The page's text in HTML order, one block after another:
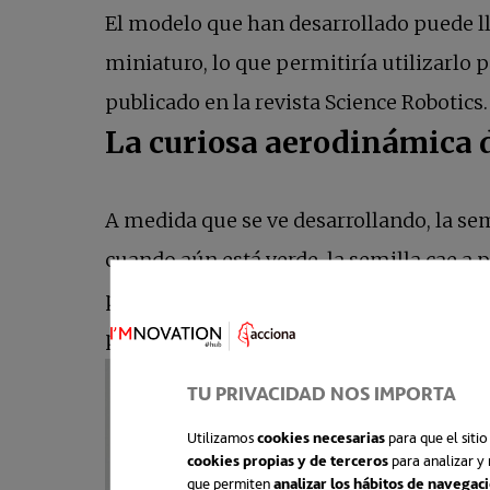
TU PRIVACIDAD NOS IMPORTA
Utilizamoscookies necesariaspara que el sitio
cookies propias y de tercerospara analizar y
que permitenanalizar los hábitos de
El modelo que han desarrollado puede
miniaturo, lo que permitiría utilizarlo
publicado en la revista Science Robotics.
La curiosa aerodinámica
A medida que se ve desarrollando, la
cuando aún está verde, la semilla cae a
punto de madurez óptima, la semilla
pero sí que se han documentado